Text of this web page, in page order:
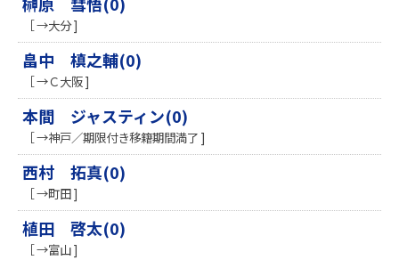
［ →大分 ]
畠中 槙之輔(0)
［ →Ｃ大阪 ]
本間 ジャスティン(0)
［ →神戸／期限付き移籍期間満了 ]
西村 拓真(0)
［ →町田 ]
植田 啓太(0)
［ →富山 ]